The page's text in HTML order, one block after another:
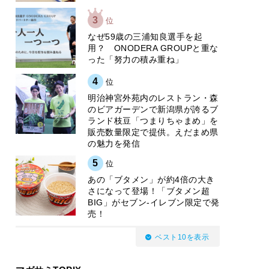
3 位
なぜ59歳の三浦知良選手を起
用？ ONODERA GROUPと重な
った「努力の積み重ね」
4 位
明治神宮外苑内のレストラン・森
のビアガーデンで新潟県が誇るブ
ランド枝豆「つまりちゃまめ」を
販売数量限定で提供。えだまめ県
の魅力を発信
5 位
あの「ブタメン」が約4倍の大き
さになって登場！「ブタメン超
BIG」がセブン‐イレブン限定で発
売！
ベスト10を表示